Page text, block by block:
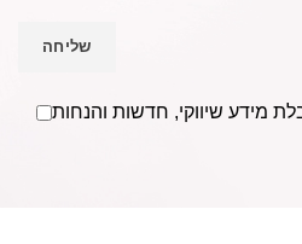
מידע שיווקי, חדשות והנחות